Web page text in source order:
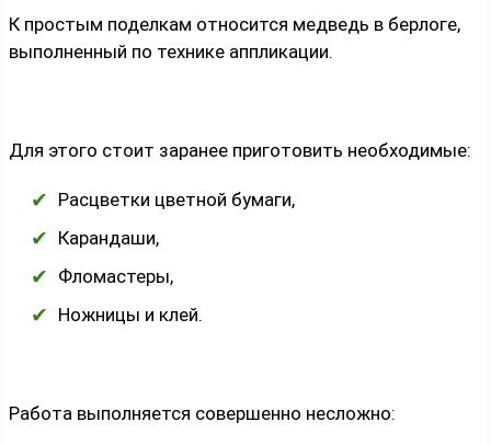
К простым поделкам относится медведь в берлоге,
выполненный по технике аппликации.
Для этого стоит заранее приготовить необходимые:
Расцветки цветной бумаги,
Карандаши,
Фломастеры,
Ножницы и клей.
Работа выполняется совершенно несложно: